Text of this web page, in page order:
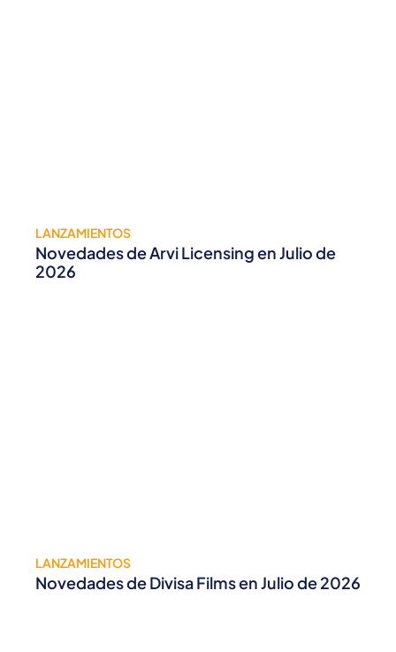
LANZAMIENTOS
Novedades de Arvi Licensing en Julio de
2026
LANZAMIENTOS
Novedades de Divisa Films en Julio de 2026